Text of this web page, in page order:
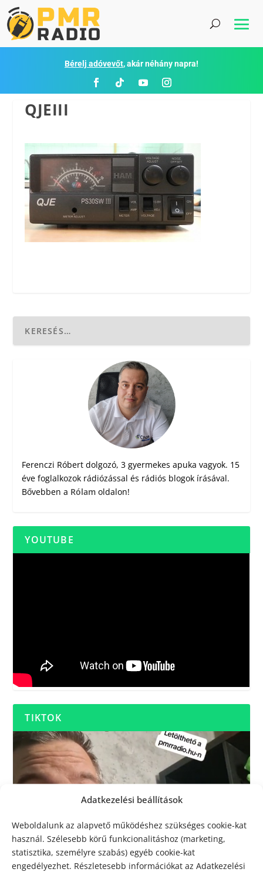
Adatkezelési beállítások
Weboldalunk az alapvető működéshez szükséges cookie-kat
használ. Szélesebb körű funkcionalitáshoz (marketing,
statisztika, személyre szabás) egyéb cookie-kat
engedélyezhet. Részletesebb információkat az Adatkezelési
Bérelj adóvevőt, akár néhány napra!
QJEIII
Ferenczi Róbert dolgozó, 3 gyermekes apuka vagyok. 15
éve foglalkozok rádiózással és rádiós blogok írásával.
Bővebben a Rólam oldalon!
YOUTUBE
TIKTOK